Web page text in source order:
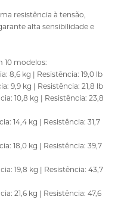
resistência à tensão,
alta sensibilidade e
10 modelos:
8,6 kg | Resistência: 19,0 lb
9,9 kg | Resistência: 21,8 lb
10,8 kg | Resistência: 23,8
14,4 kg | Resistência: 31,7
18,0 kg | Resistência: 39,7
19,8 kg | Resistência: 43,7
21,6 kg | Resistência: 47,6